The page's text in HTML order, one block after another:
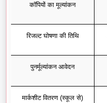
कॉपियों का मूल्यांकन
रिजल्ट घोषणा की तिथि
पुनर्मूल्यांकन आवेदन
मार्कशीट वितरण (स्कूल से)